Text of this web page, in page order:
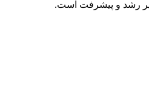
رشد و پیشرفت است.